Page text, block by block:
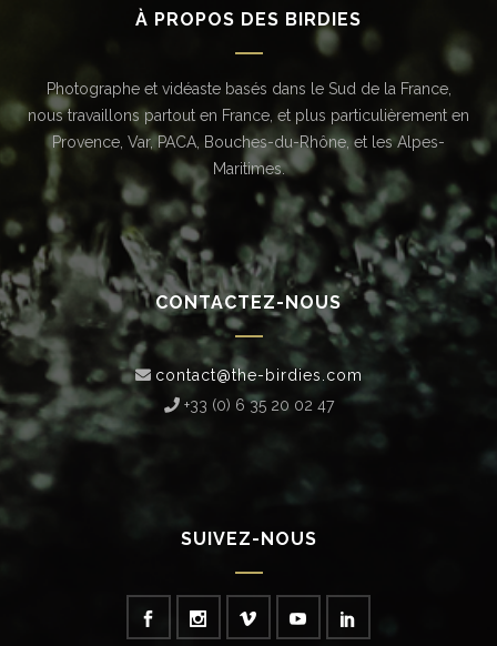
À PROPOS DES BIRDIES
Photographe et vidéaste basés dans le Sud de la France,
nous travaillons partout en France, et plus particulièrement en
Provence, Var, PACA, Bouches-du-Rhône, et les Alpes-
Maritimes.
CONTACTEZ-NOUS
contact@the-birdies.com
+33 (0) 6 35 20 02 47‬
SUIVEZ-NOUS